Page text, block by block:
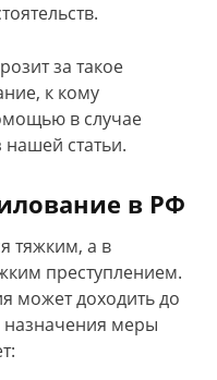
за такое
к кому
в случае
нашей статьи.
в РФ
тяжким, а в
преступлением.
может доходить до
меры